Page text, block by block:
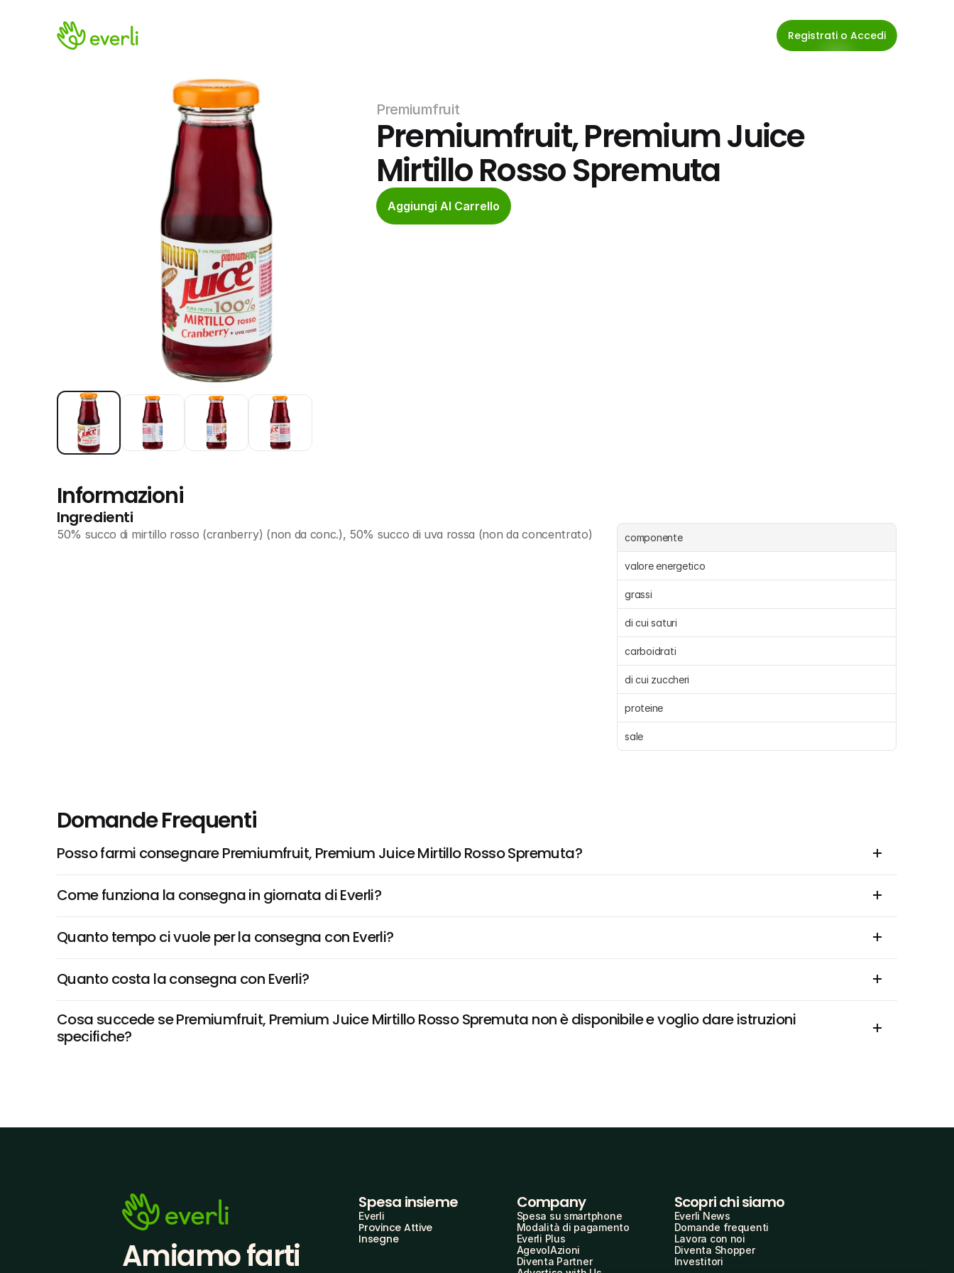
Registrati o Accedi
Premiumfruit
Premiumfruit, Premium Juice
Mirtillo Rosso Spremuta
Aggiungi Al Carrello
Informazioni
Ingredienti
50% succo di mirtillo rosso (cranberry) (non da conc.), 50% succo di uva rossa (non da concentrato) componente
valore energetico
grassi
di cui saturi
carboidrati
di cui zuccheri
proteine
sale
Domande Frequenti
Posso farmi consegnare Premiumfruit, Premium Juice Mirtillo Rosso Spremuta?
Come funziona la consegna in giornata di Everli?
Quanto tempo ci vuole per la consegna con Everli?
Quanto costa la consegna con Everli?
Cosa succede se Premiumfruit, Premium Juice Mirtillo Rosso Spremuta non è disponibile e voglio dare istruzioni
specifiche?
Amiamo farti
Spesa insieme
Everli
Province Attive
Insegne
Company
Spesa su smartphone
Modalità di pagamento
Everli Plus
AgevolAzioni
Diventa Partner
Scopri chi siamo
Everli News
Domande frequenti
Lavora con noi
Diventa Shopper
Investitori